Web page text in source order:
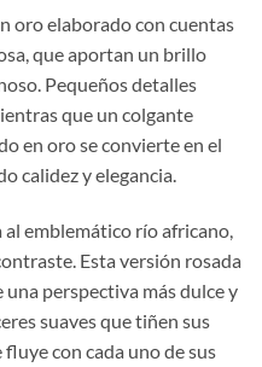
oro elaborado con cuentas
que aportan un brillo
Pequeños detalles
que un colgante
en oro se convierte en el
calidez y elegancia.
emblemático río africano,
Esta versión rosada
perspectiva más dulce y
suaves que tiñen sus
con cada uno de sus